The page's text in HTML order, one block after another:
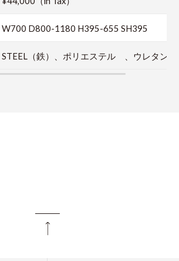
W700 D800-1180 H395-655 SH395
STEEL（鉄）、ポリエステル 、ウレタンフ